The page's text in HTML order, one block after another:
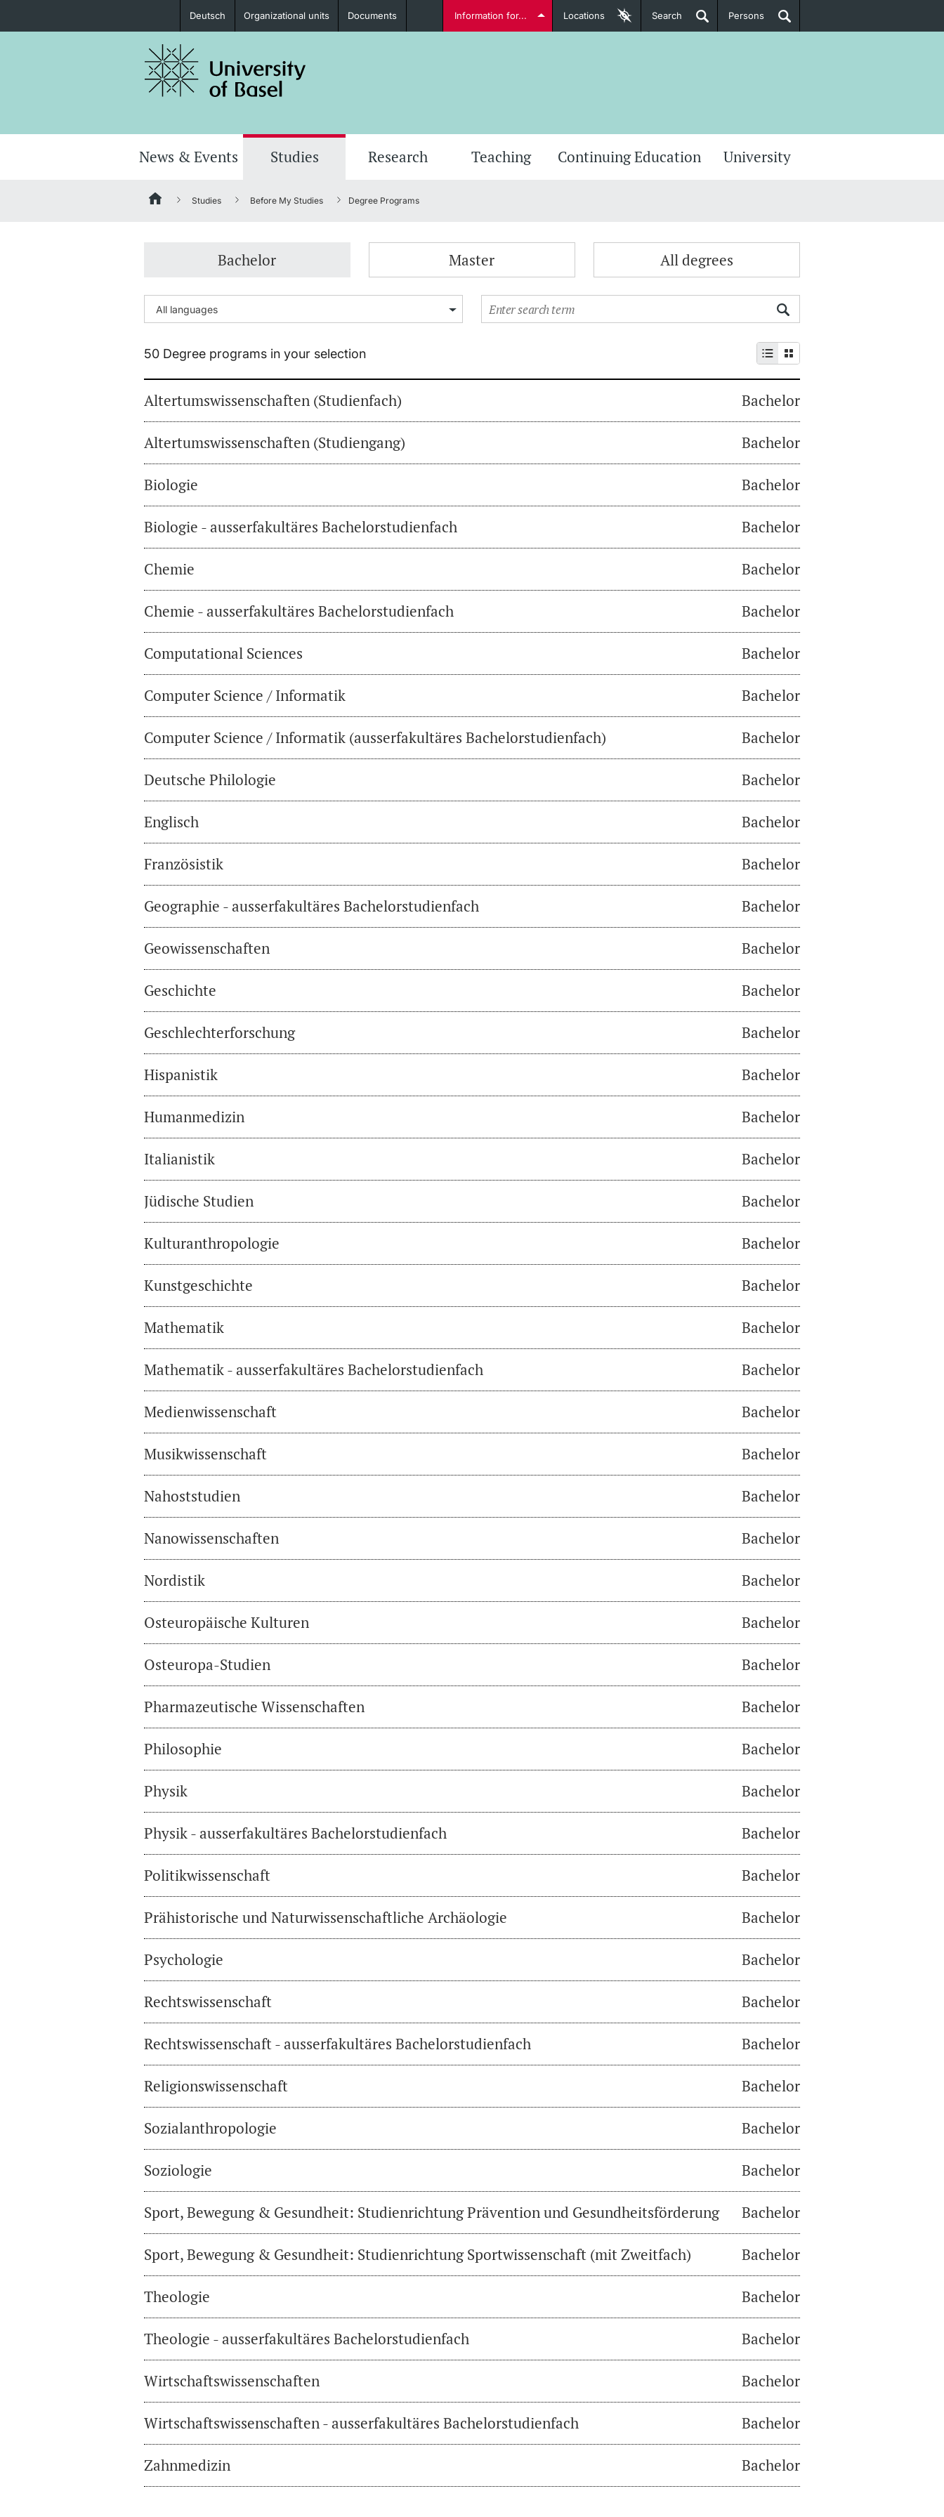
Prospective Students
Donors & Alumni
Further information Further information
Deutsch Organizational units Documents Information for... Locations Search Persons
News & Events Studies Research Teaching Continuing Education University
Studies Before My Studies Degree Programs
Bachelor Master All degrees
50 Degree programs in your selection
Altertumswissenschaften (Studienfach) Bachelor
Altertumswissenschaften (Studiengang) Bachelor
Biologie Bachelor
Biologie - ausserfakultäres Bachelorstudienfach Bachelor
Chemie Bachelor
Chemie - ausserfakultäres Bachelorstudienfach Bachelor
Computational Sciences Bachelor
Computer Science / Informatik Bachelor
Computer Science / Informatik (ausserfakultäres Bachelorstudienfach) Bachelor
Deutsche Philologie Bachelor
Englisch Bachelor
Französistik Bachelor
Geographie - ausserfakultäres Bachelorstudienfach Bachelor
Geowissenschaften Bachelor
Geschichte Bachelor
Geschlechterforschung Bachelor
Hispanistik Bachelor
Humanmedizin Bachelor
Italianistik Bachelor
Jüdische Studien Bachelor
Kulturanthropologie Bachelor
Kunstgeschichte Bachelor
Mathematik Bachelor
Mathematik - ausserfakultäres Bachelorstudienfach Bachelor
Medienwissenschaft Bachelor
Musikwissenschaft Bachelor
Nahoststudien Bachelor
Nanowissenschaften Bachelor
Nordistik Bachelor
Osteuropäische Kulturen Bachelor
Osteuropa-Studien Bachelor
Pharmazeutische Wissenschaften Bachelor
Philosophie Bachelor
Physik Bachelor
Physik - ausserfakultäres Bachelorstudienfach Bachelor
Politikwissenschaft Bachelor
Prähistorische und Naturwissenschaftliche Archäologie Bachelor
Psychologie Bachelor
Rechtswissenschaft Bachelor
Rechtswissenschaft - ausserfakultäres Bachelorstudienfach Bachelor
Religionswissenschaft Bachelor
Sozialanthropologie Bachelor
Soziologie Bachelor
Sport, Bewegung & Gesundheit: Studienrichtung Prävention und Gesundheitsförderung Bachelor
Sport, Bewegung & Gesundheit: Studienrichtung Sportwissenschaft (mit Zweitfach) Bachelor
Theologie Bachelor
Theologie - ausserfakultäres Bachelorstudienfach Bachelor
Wirtschaftswissenschaften Bachelor
Wirtschaftswissenschaften - ausserfakultäres Bachelorstudienfach Bachelor
Zahnmedizin Bachelor